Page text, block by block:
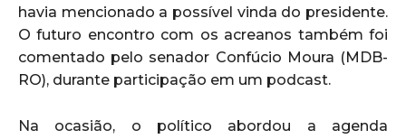
havia mencionado a possível vinda do presidente.
O futuro encontro com os acreanos também foi
comentado pelo senador Confúcio Moura (MDB-
RO), durante participação em um podcast.
Na ocasião, o político abordou a agenda